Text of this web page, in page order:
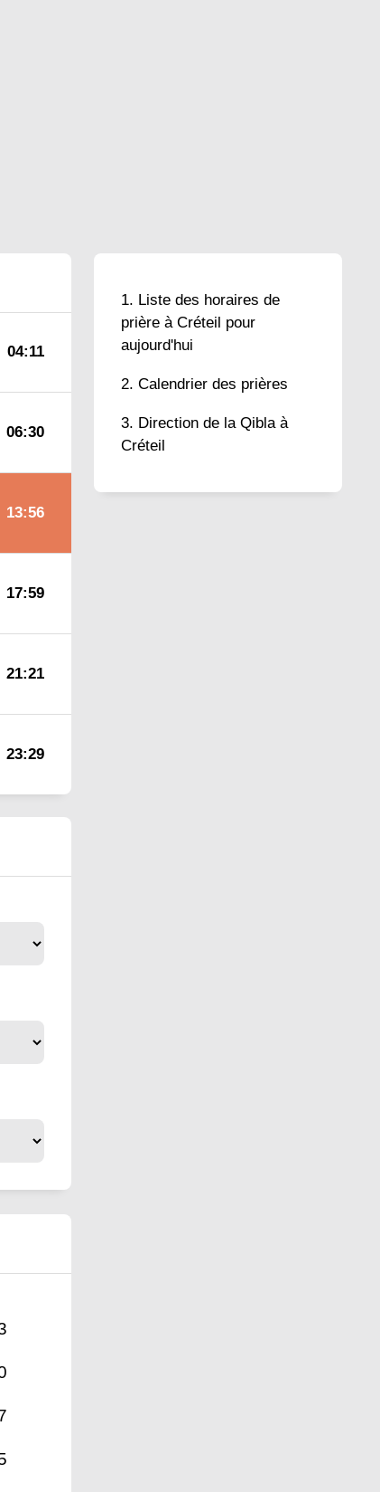
Liste des horaires de
prière à Créteil pour
aujourd'hui
Calendrier des prières
Direction de la Qibla à
Créteil
04:11
06:30
13:56
17:59
21:21
23:29